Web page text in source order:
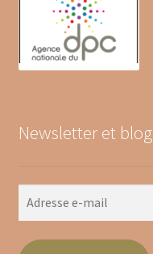
Newsletter et blog